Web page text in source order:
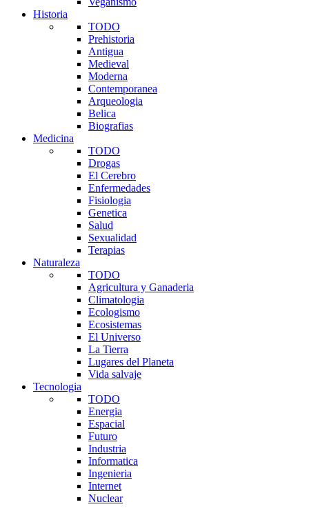
Historia
TODO
Prehistoria
Antigua
Medieval
Moderna
Contemporanea
Arqueologia
Belica
Biografias
Medicina
TODO
Drogas
El Cerebro
Enfermedades
Fisiologia
Genetica
Salud
Sexualidad
Terapias
Naturaleza
TODO
Agricultura y Ganaderia
Climatologia
Ecologismo
Ecosistemas
El Universo
La Tierra
Lugares del Planeta
Vida salvaje
Tecnologia
TODO
Energia
Espacial
Futuro
Industria
Informatica
Ingenieria
Internet
Nuclear